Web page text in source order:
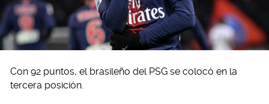
Con 92 puntos, el brasileño del PSG se colocó en la
tercera posición.